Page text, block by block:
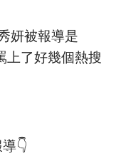
妍被報導是
上了好幾個熱搜
👇